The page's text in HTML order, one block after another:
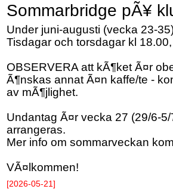
Sommarbridge pÃ¥
Under juni-augusti (vecka 23-
Tisdagar och torsdagar kl
OBSERVERA att kÃ¶ket Ã¤r
Ã¶nskas annat Ã¤n kaffe/te -
av mÃ¶jlighet.
Undantag Ã¤r vecka 27 (29/6-
arrangeras.
Mer info om sommarveckan
VÃ¤lkommen!
[2026-05-21]